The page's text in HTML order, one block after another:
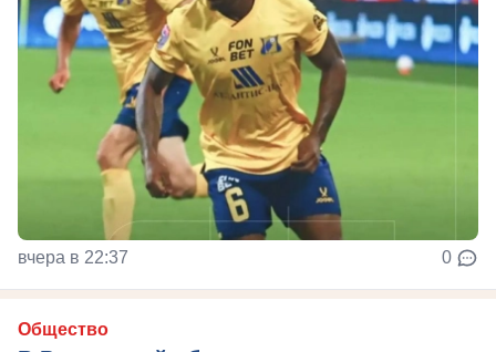
вчера в 22:37 0
Общество